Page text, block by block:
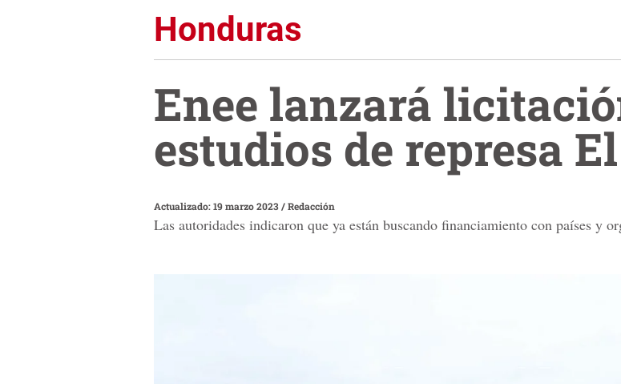
Honduras
Enee lanzará
estudios de represa
Actualizado: 19 marzo 2023/Redacción
Las autoridades indicaron que ya están buscando financiamiento con países y